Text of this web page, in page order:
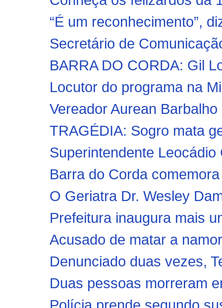
“É um reconhecimento”,
Secretário de
BARRA DO CORDA: Gil
Locutor do programa na
Vereador Aurean
TRAGÉDIA: Sogro mata
Superintendente
Barra do Corda
O Geriatra Dr. Wesley
Prefeitura inaugura mais
Acusado de matar a
Denunciado duas vezes,
Duas pessoas morreram
Polícia prende segundo